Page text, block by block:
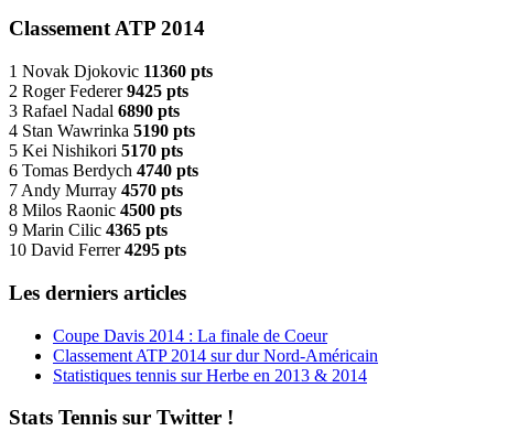
Classement ATP 2014
1 Novak Djokovic 11360 pts
2 Roger Federer9425 pts
3 Rafael Nadal 6890 pts
4 Stan Wawrinka 5190 pts
5 Kei Nishikori 5170 pts
6 Tomas Berdych 4740 pts
7 Andy Murray 4570 pts
8 Milos Raonic 4500 pts
9 Marin Cilic 4365 pts
10 David Ferrer4295 pts
Les derniers articles
Coupe Davis 2014 : La finale de Coeur
Classement ATP 2014 sur dur Nord-Américain
Statistiques tennis sur Herbe en 2013 & 2014
Stats Tennis sur Twitter !